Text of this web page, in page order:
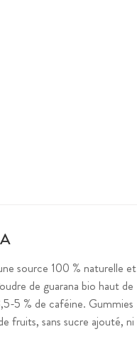
source 100 % naturelle et
de guarana bio haut de
5 % de caféine. Gummies
fruits, sans sucre ajouté, ni